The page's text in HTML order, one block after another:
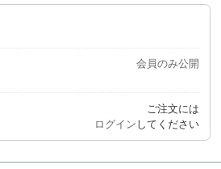
会員のみ公開
ご注文には
ログイン してください